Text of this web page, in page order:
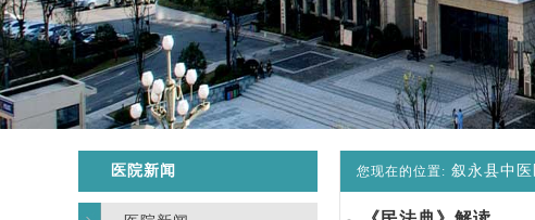
医院新闻 您现在的位置: 叙永县中